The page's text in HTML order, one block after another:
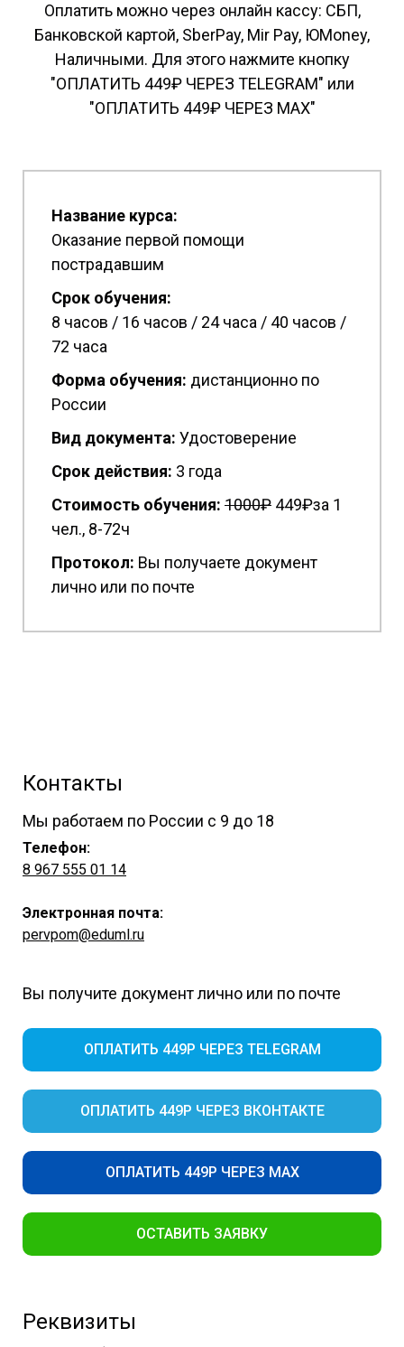
Оплатить можно через онлайн кассу: СБП,
Банковской картой, SberPay, Mir Pay, ЮMoney,
Наличными. Для этого нажмите кнопку
"ОПЛАТИТЬ 449₽ ЧЕРЕЗ TELEGRAM" или
"ОПЛАТИТЬ 449₽ ЧЕРЕЗ MAX"
Название курса:
Оказание первой помощи
пострадавшим
Срок обучения:
8 часов / 16 часов / 24 часа / 40 часов /
72 часа
Форма обучения: дистанционно по
России
Вид документа: Удостоверение
Срок действия: 3 года
Стоимость обучения: 1000₽ 449₽за 1
чел., 8-72ч
Протокол: Вы получаете документ
лично или по почте
Контакты
Мы работаем по России с 9 до 18
Телефон:
8 967 555 01 14
Электронная почта:
pervpom@eduml.ru
Вы получите документ лично или по почте
ОПЛАТИТЬ 449Р ЧЕРЕЗ TELEGRAM
ОПЛАТИТЬ 449Р ЧЕРЕЗ ВКОНТАКТЕ
ОПЛАТИТЬ 449Р ЧЕРЕЗ MAX
ОСТАВИТЬ ЗАЯВКУ
Реквизиты